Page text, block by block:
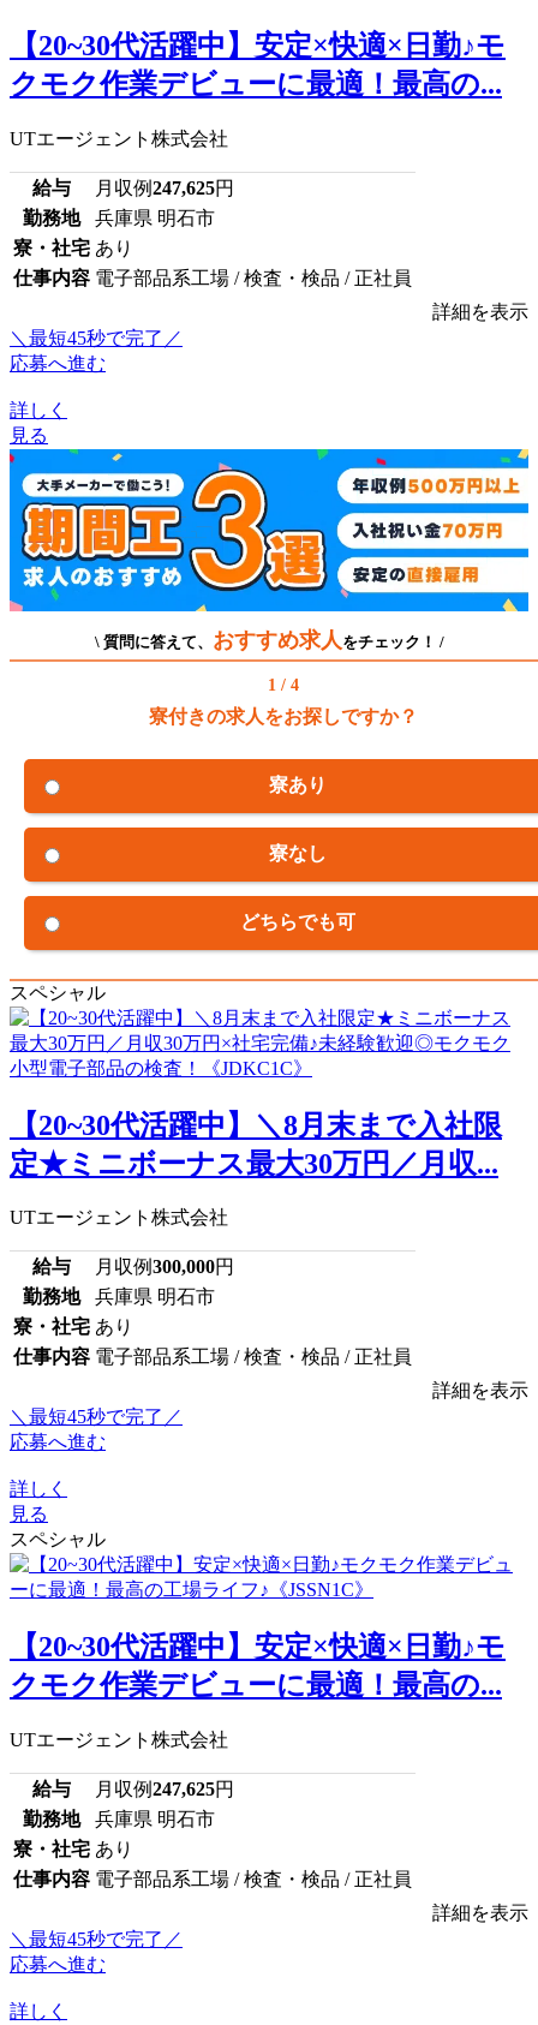
【20~30代活躍中】安定×快適×日勤♪モ
クモク作業デビューに最適！最高の...
UTエージェント株式会社
給与 月収例247,625円
勤務地
兵庫県 明石市
寮・社宅 あり
仕事内容 電子部品系工場 / 検査・検品 / 正社員
詳細を表示
＼最短45秒で完了／
応募へ進む
詳しく
見る
\ 質問に答えて、 おすすめ求人 をチェック！ /
1 / 4
寮付きの求人をお探しですか？
寮あり
寮なし
どちらでも可
スペシャル
【20~30代活躍中】＼8月末まで入社限
定★ミニボーナス最大30万円／月収...
UTエージェント株式会社
給与 月収例300,000円
勤務地
兵庫県 明石市
寮・社宅 あり
仕事内容 電子部品系工場 / 検査・検品 / 正社員
詳細を表示
＼最短45秒で完了／
応募へ進む
詳しく
見る
スペシャル
【20~30代活躍中】安定×快適×日勤♪モ
クモク作業デビューに最適！最高の...
UTエージェント株式会社
給与 月収例247,625円
勤務地
兵庫県 明石市
寮・社宅 あり
仕事内容 電子部品系工場 / 検査・検品 / 正社員
詳細を表示
＼最短45秒で完了／
応募へ進む
詳しく